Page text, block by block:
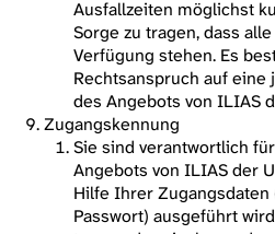
Ausfallzeiten möglichst
Sorge zu tragen, dass
Verfügung stehen. Es
Rechtsanspruch auf
des Angebots von ILIAS
Zugangskennung
Sie sind verantwortlich
Angebots von ILIAS der
Hilfe Ihrer
Passwort) ausgeführt